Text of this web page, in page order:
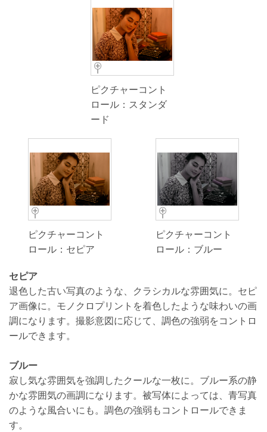
ピクチャーコント
ロール：スタンダ
ード
ピクチャーコント
ロール：セピア
ピクチャーコント
ロール：ブルー
セピア
退色した古い写真のような、クラシカルな雰囲気に。セピ
ア画像に。モノクロプリントを着色したような味わいの画
調になります。撮影意図に応じて、調色の強弱をコントロ
ールできます。
ブルー
寂し気な雰囲気を強調したクールな一枚に。ブルー系の静
かな雰囲気の画調になります。被写体によっては、青写真
のような風合いにも。調色の強弱もコントロールできま
す。